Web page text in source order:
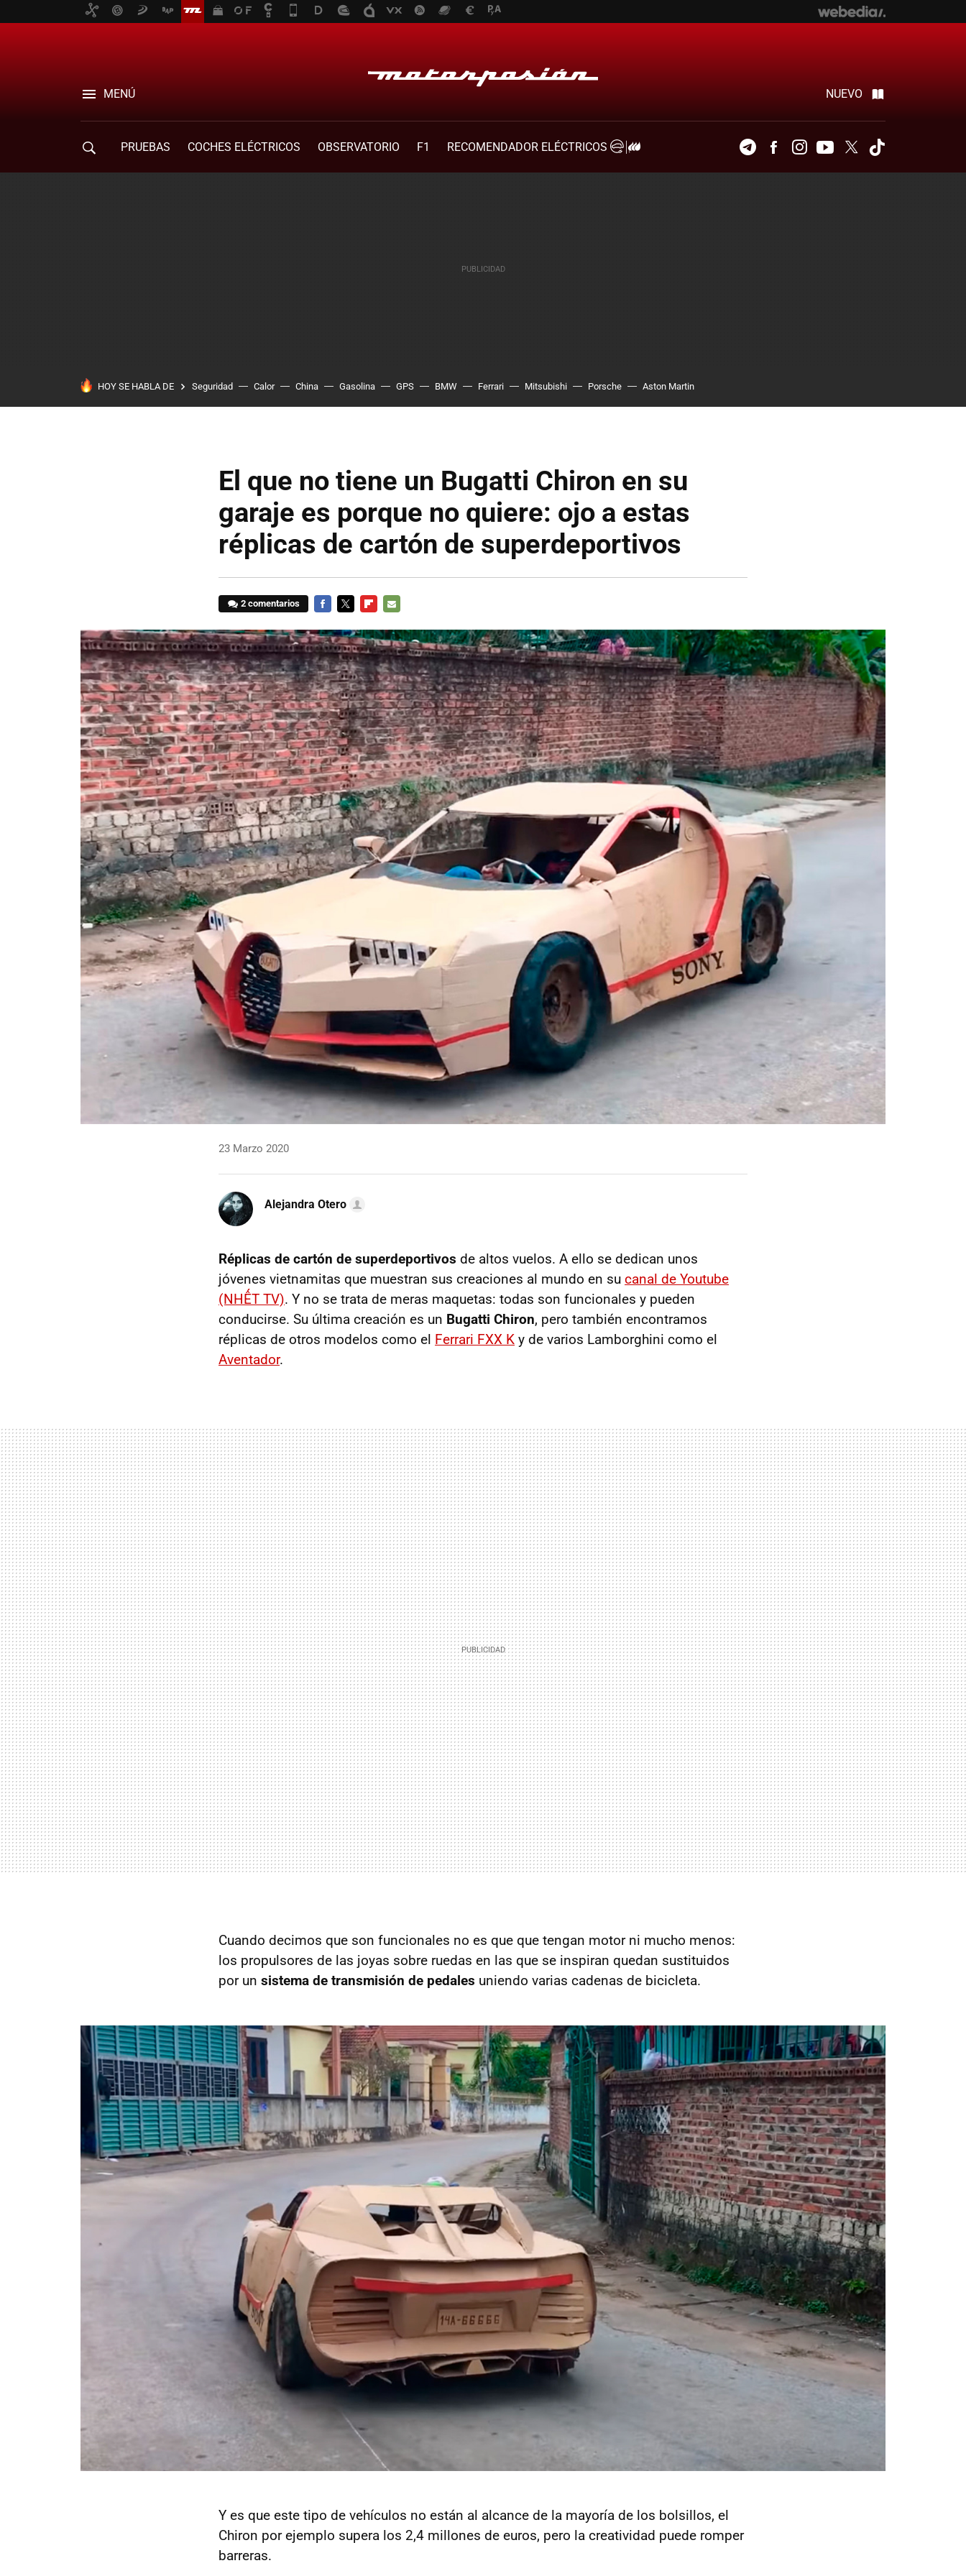
MENÚ NUEVO
PRUEBAS COCHES ELÉCTRICOS OBSERVATORIO F1
RECOMENDADOR ELÉCTRICOS
TelegramFacebookInstagramYoutubeTwitter
HOY SE HABLA DE Seguridad Calor China Gasolina GPS BMW Ferrari Mitsubishi Porsche Aston Martin
El que no tiene un Bugatti Chiron en su
garaje es porque no quiere: ojo a estas
réplicas de cartón de superdeportivos
2 comentarios
MAIL
23 Marzo 2020
Alejandra Otero
Réplicas de cartón de superdeportivos de altos vuelos. A ello se dedican unos
jóvenes vietnamitas que muestran sus creaciones al mundo en su canal de Youtube
(NHẾT TV). Y no se trata de meras maquetas: todas son funcionales y pueden
conducirse. Su última creación es un Bugatti Chiron, pero también encontramos
réplicas de otros modelos como el Ferrari FXX K y de varios Lamborghini como el
Aventador.
Cuando decimos que son funcionales no es que que tengan motor ni mucho menos:
los propulsores de las joyas sobre ruedas en las que se inspiran quedan sustituidos
por un sistema de transmisión de pedales uniendo varias cadenas de bicicleta.
Y es que este tipo de vehículos no están al alcance de la mayoría de los bolsillos, el
Chiron por ejemplo supera los 2,4 millones de euros, pero la creatividad puede romper
barreras.